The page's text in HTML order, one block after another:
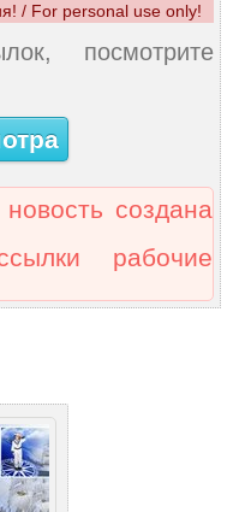
/ For personal use only!
посмотрите
создана
рабочие